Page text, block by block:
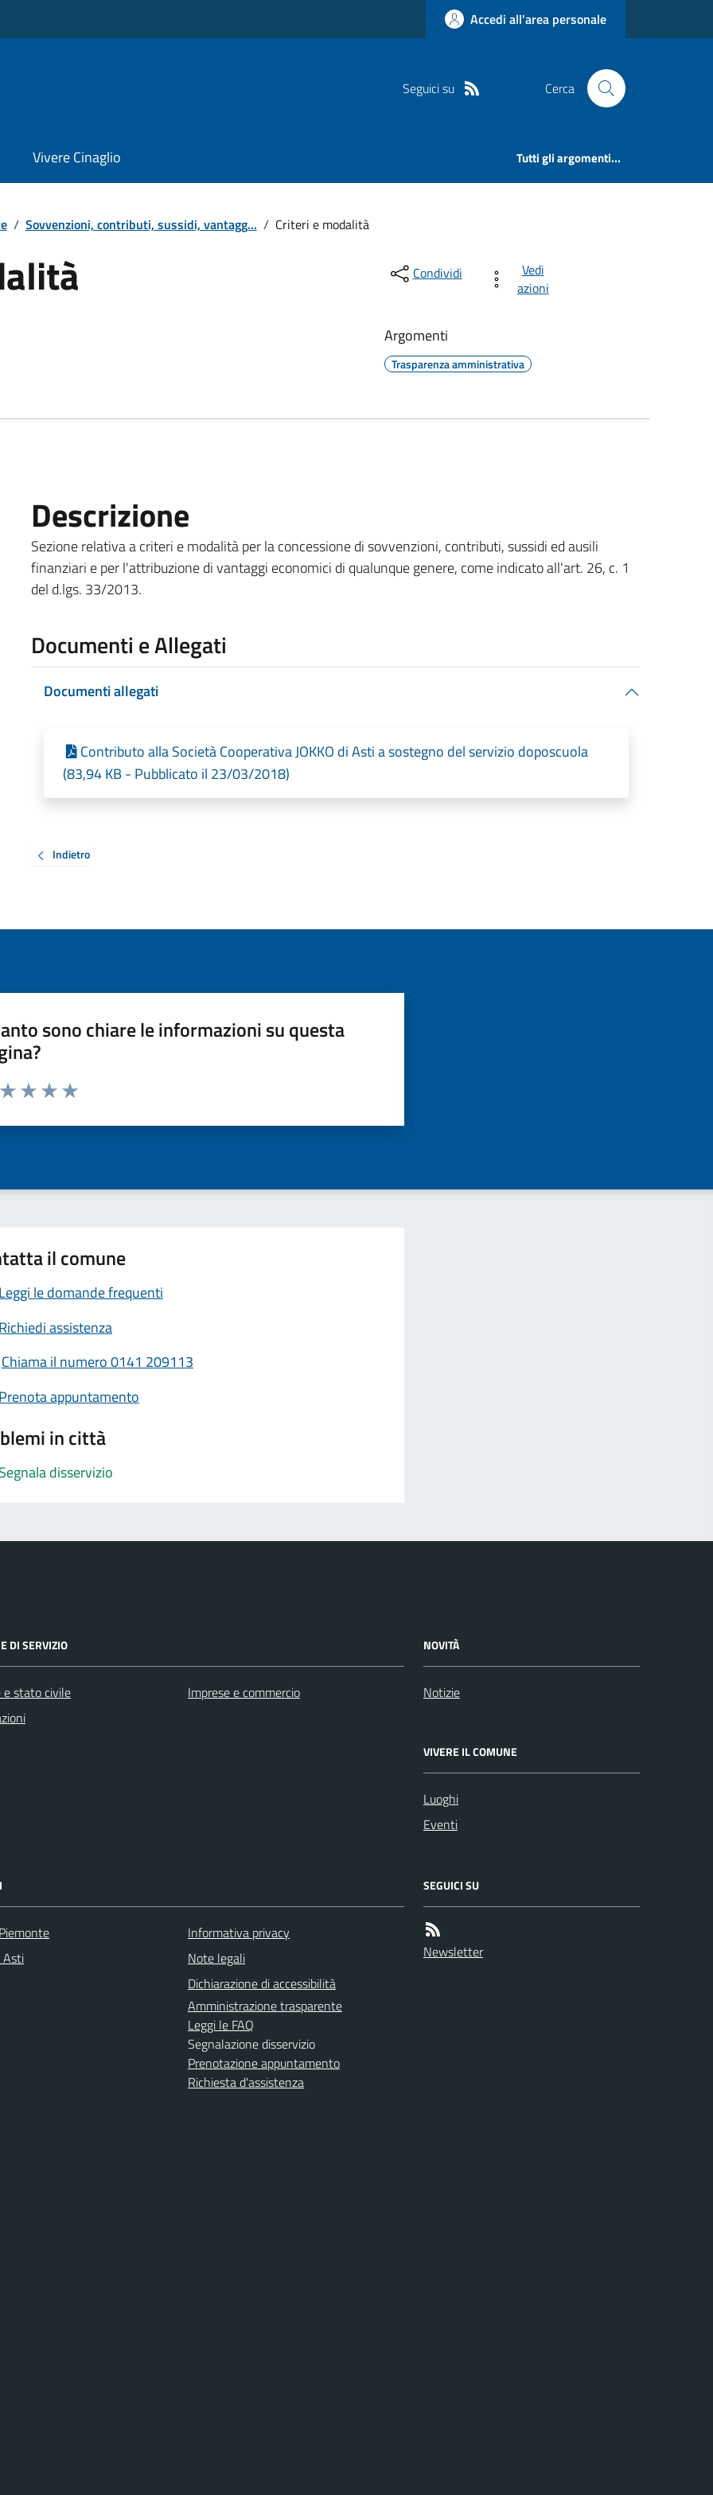
Accedi all'area personale
Seguici su Cerca
Vivere Cinaglio Tutti gli argomenti...
/ Sovvenzioni, contributi, sussidi, vantagg... / Criteri e modalità
Condividi
Vedi
azioni
Argomenti
Trasparenza amministrativa
Descrizione
Sezione relativa a criteri e modalità per la concessione di sovvenzioni, contributi, sussidi ed ausili
finanziari e per l'attribuzione di vantaggi economici di qualunque genere, come indicato all'art. 26, c. 1
del d.lgs. 33/2013.
Documenti e Allegati
Documenti allegati
Contributo alla Società Cooperativa JOKKO di Asti a sostegno del servizio doposcuola
(83,94 KB - Pubblicato il 23/03/2018)
Indietro
sono chiare le informazioni su questa
da 1 a 5 stelle la pagina
il comune
Leggi le domande frequenti
Richiedi assistenza
Chiama il numero 0141 209113
Prenota appuntamento
in città
Segnala disservizio
DI SERVIZIO
e stato civile
Imprese e commercio
NOVITÀ
Notizie
VIVERE IL COMUNE
Luoghi
Eventi
Asti
Informativa privacy
Note legali
Dichiarazione di accessibilità
Amministrazione trasparente
Leggi le FAQ
Segnalazione disservizio
Prenotazione appuntamento
Richiesta d'assistenza
SEGUICI SU
Newsletter